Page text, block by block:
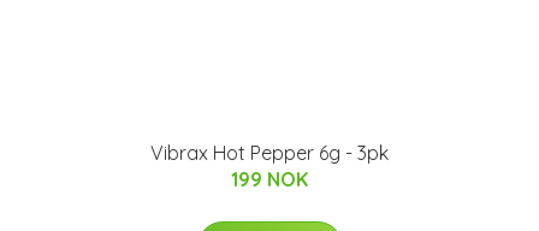
Vibrax Hot Pepper 6g - 3pk
199 NOK